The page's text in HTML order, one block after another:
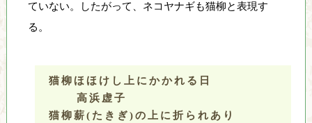
ていない。したがって、ネコヤナギも猫柳と表現す
る。
猫柳ほほけし上にかかれる日
高浜虚子
猫柳薪(たきぎ)の上に折られあり